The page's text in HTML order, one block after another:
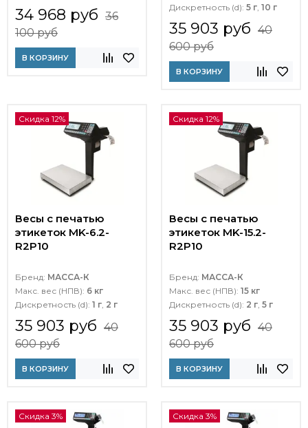
34 968 руб 36
100 руб
В КОРЗИНУ
Дискретность (d): 5 г, 10 г
35 903 руб 40
600 руб
В КОРЗИНУ
Скидка 12%
Весы с печатью
этикеток MK-6.2-
R2P10
Бренд: МАССА-К
Макс. вес (НПВ): 6 кг
Дискретность (d): 1 г, 2 г
35 903 руб 40
600 руб
В КОРЗИНУ
Скидка 12%
Весы с печатью
этикеток MK-15.2-
R2P10
Бренд: МАССА-К
Макс. вес (НПВ): 15 кг
Дискретность (d): 2 г, 5 г
35 903 руб 40
600 руб
В КОРЗИНУ
Скидка 3% Скидка 3%